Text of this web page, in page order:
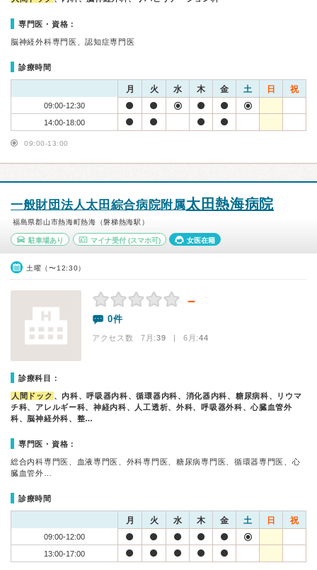
専門医・資格：
脳神経外科専門医、認知症専門医
診療時間
月 火 水 木 金 土 日 祝
09:00-12:30
14:00-18:00
09:00-13:00
一般財団法人太田綜合病院附属太田熱海病院
福島県郡山市熱海町熱海（磐梯熱海駅）
駐車場あり マイナ受付(スマホ可) 女医在籍
土曜（〜12:30）
－
0件
アクセス数 7月:39 | 6月:44
診療科目：
人間ドック 、内科、呼吸器内科、循環器内科、消化器内科、糖尿病科、リウマ
チ科、アレルギー科、神経内科、人工透析、外科、呼吸器外科、心臓血管外
科、脳神経外科、整…
専門医・資格：
総合内科専門医、血液専門医、外科専門医、糖尿病専門医、循環器専門医、心
臓血管外…
診療時間
月 火 水 木 金 土 日 祝
09:00-12:00
13:00-17:00